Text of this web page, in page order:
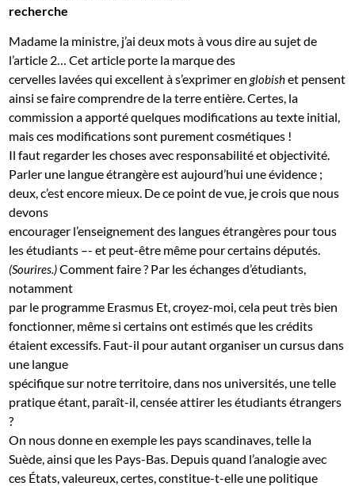
recherche
Madame la ministre, j’ai deux mots à vous dire au sujet de
l’article 2… Cet article porte la marque des
cervelles lavées qui excellent à s’exprimer englobishet pensent
ainsi se faire comprendre de la terre entière. Certes, la
commission a apporté quelques modifications au texte initial,
mais ces modifications sont purement cosmétiques !
Il faut regarder les choses avec responsabilité et objectivité.
Parler une langue étrangère est aujourd’hui une évidence ;
deux, c’est encore mieux. De ce point de vue, je crois que nous
devons
encourager l’enseignement des langues étrangères pour tous
les étudiants –- et peut-être même pour certains députés.
(Sourires.)Comment faire ? Par les échanges d’étudiants,
notamment
par le programme Erasmus Et, croyez-moi, cela peut très bien
fonctionner, même si certains ont estimés que les crédits
étaient excessifs. Faut-il pour autant organiser un cursus dans
une langue
spécifique sur notre territoire, dans nos universités, une telle
pratique étant, paraît-il, censée attirer les étudiants étrangers
?
On nous donne en exemple les pays scandinaves, telle la
Suède, ainsi que les Pays-Bas. Depuis quand l’analogie avec
ces États, valeureux, certes, constitue-t-elle une politique